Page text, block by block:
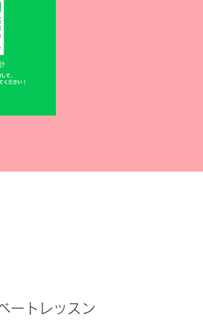
ートレッスン